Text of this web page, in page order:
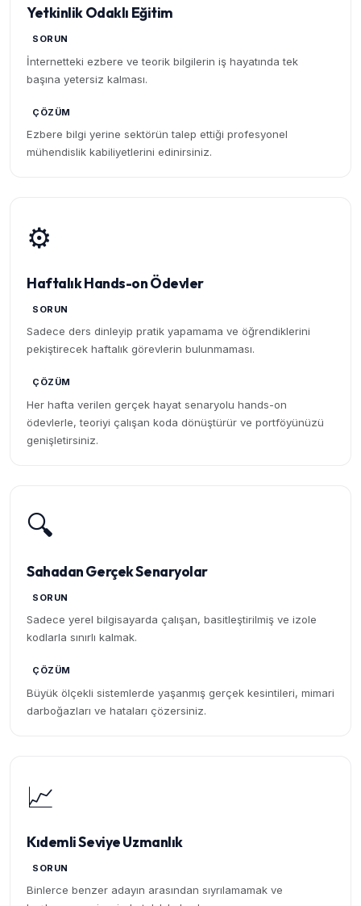
Yetkinlik Odaklı Eğitim
SORUN
İnternetteki ezbere ve teorik bilgilerin iş hayatında tek
başına yetersiz kalması.
ÇÖZÜM
Ezbere bilgi yerine sektörün talep ettiği profesyonel
mühendislik kabiliyetlerini edinirsiniz.
⚙️
Haftalık Hands-on Ödevler
SORUN
Sadece ders dinleyip pratik yapamama ve öğrendiklerini
pekiştirecek haftalık görevlerin bulunmaması.
ÇÖZÜM
Her hafta verilen gerçek hayat senaryolu hands-on
ödevlerle, teoriyi çalışan koda dönüştürür ve portföyünüzü
genişletirsiniz.
🔍
Sahadan Gerçek Senaryolar
SORUN
Sadece yerel bilgisayarda çalışan, basitleştirilmiş ve izole
kodlarla sınırlı kalmak.
ÇÖZÜM
Büyük ölçekli sistemlerde yaşanmış gerçek kesintileri, mimari
darboğazları ve hataları çözersiniz.
📈
Kıdemli Seviye Uzmanlık
SORUN
Binlerce benzer adayın arasından sıyrılamamak ve